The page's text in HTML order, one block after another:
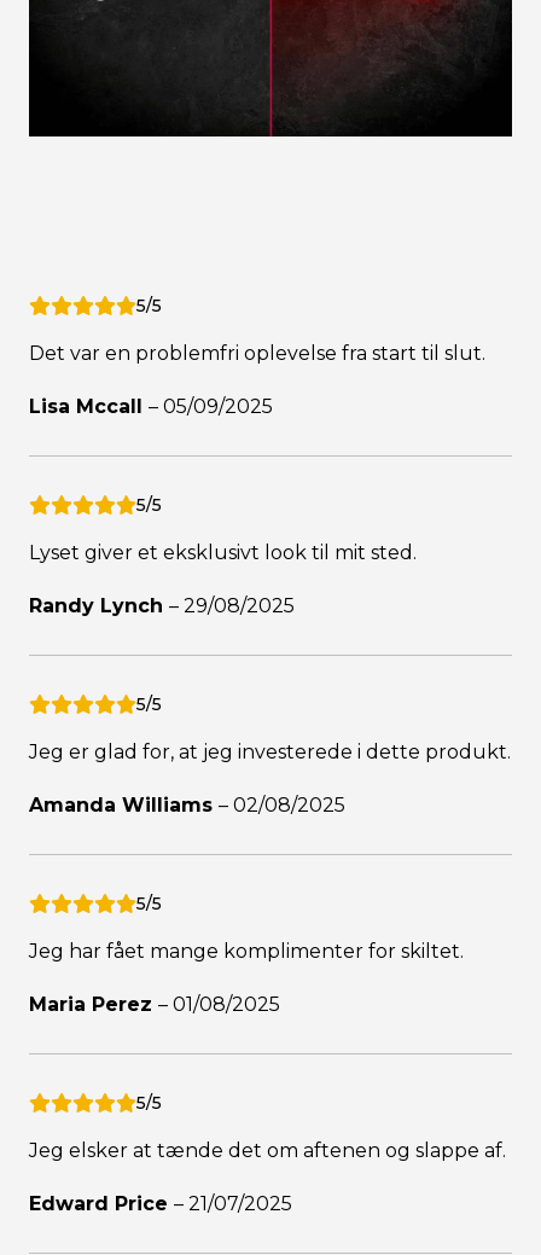
5/5
Det var en problemfri oplevelse fra start til slut.
Lisa Mccall – 05/09/2025
5/5
Lyset giver et eksklusivt look til mit sted.
Randy Lynch – 29/08/2025
5/5
Jeg er glad for, at jeg investerede i dette produkt.
Amanda Williams – 02/08/2025
5/5
Jeg har fået mange komplimenter for skiltet.
Maria Perez – 01/08/2025
5/5
Jeg elsker at tænde det om aftenen og slappe af.
Edward Price – 21/07/2025